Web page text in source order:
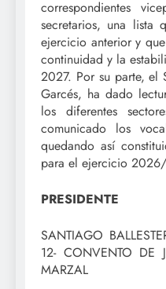
correspondientes
secretarios, una lista
ejercicio anterior y
continuidad y la
2027. Por su parte, el
Garcés, ha dado
los diferentes
comunicado los
quedando así
para el ejercicio
PRESIDENTE
SANTIAGO
12- CONVENTO DE
MARZAL